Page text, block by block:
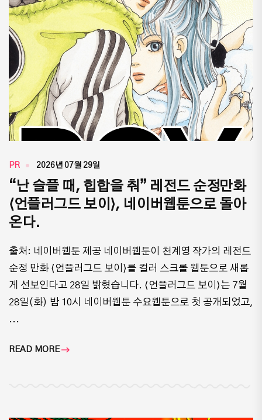
PR 2026년 07월 29일
“난 슬플 때, 힙합을 춰” 레전드 순정만화
⟨언플러그드 보이⟩, 네이버웹툰으로 돌아
온다.
출처: 네이버웹툰 제공 네이버웹툰이 천계영 작가의 레전드
순정 만화 ⟨언플러그드 보이⟩를 컬러 스크롤 웹툰으로 새롭
게 선보인다고 28일 밝혔습니다. ⟨언플러그드 보이⟩는 7월
28일(화) 밤 10시 네이버웹툰 수요웹툰으로 첫 공개되었고,
...
READ MORE